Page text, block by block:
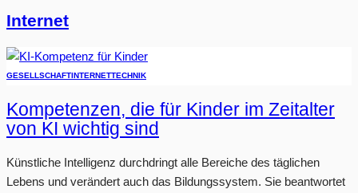
Internet
GESELLSCHAFTINTERNETTECHNIK
Kompetenzen, die für Kinder im Zeitalter
von KI wichtig sind
Künstliche Intelligenz durchdringt alle Bereiche des täglichen
Lebens und verändert auch das Bildungssystem. Sie beantwortet